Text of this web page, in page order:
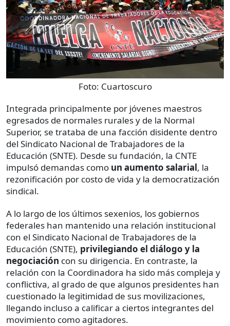
Foto: Cuartoscuro
Integrada principalmente por jóvenes maestros
egresados de normales rurales y de la Normal
Superior, se trataba de una facción disidente dentro
del Sindicato Nacional de Trabajadores de la
Educación (SNTE). Desde su fundación, la CNTE
impulsó demandas como un aumento salarial, la
rezonificación por costo de vida y la democratización
sindical.
A lo largo de los últimos sexenios, los gobiernos
federales han mantenido una relación institucional
con el Sindicato Nacional de Trabajadores de la
Educación (SNTE), privilegiando el diálogo y la
negociación con su dirigencia. En contraste, la
relación con la Coordinadora ha sido más compleja y
conflictiva, al grado de que algunos presidentes han
cuestionado la legitimidad de sus movilizaciones,
llegando incluso a calificar a ciertos integrantes del
movimiento como agitadores.